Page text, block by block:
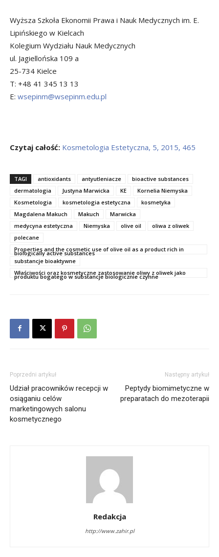
Wyższa Szkoła Ekonomii Prawa i Nauk Medycznych im. E.
Lipińskiego w Kielcach
Kolegium Wydziału Nauk Medycznych
ul. Jagiellońska 109 a
25-734 Kielce
T: +48 41 345 13 13
E: wsepinm@wsepinm.edu.pl
Czytaj całość: Kosmetologia Estetyczna, 5, 2015, 465
TAGI antioxidants antyutleniacze
bioactive substances
dermatologia
Justyna Marwicka KE
Kornelia Niemyska
Kosmetologia
kosmetologia estetyczna
kosmetyka
Magdalena Makuch
Makuch
Marwicka
medycyna estetyczna
Niemyska olive oil
oliwa z oliwek
polecane
Properties and the cosmetic use of olive oil as a product rich in
biologically active substances
substancje bioaktywne
Właściwości oraz kosmetyczne zastosowanie oliwy z oliwek jako
produktu bogatego w substancje biologicznie czynne
Poprzedni artykuł
Udział pracowników recepcji w
osiąganiu celów
marketingowych salonu
kosmetycznego
Następny artykuł
Peptydy biomimetyczne w
preparatach do mezoterapii
Redakcja
http://www.zahir.pl